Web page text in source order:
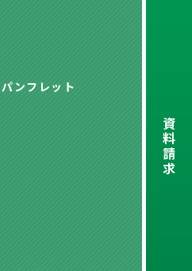
ンフレット
資
料
請
求